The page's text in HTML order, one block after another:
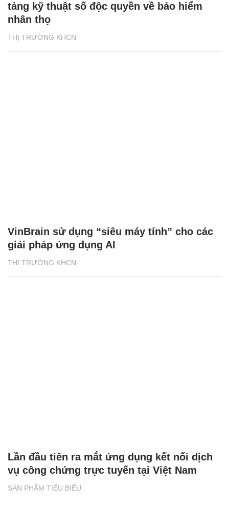
THỊ TRƯỜNG KHCN
tảng kỹ thuật số độc quyền về bảo hiểm
nhân thọ
THỊ TRƯỜNG KHCN
VinBrain sử dụng “siêu máy tính” cho các
giải pháp ứng dụng AI
SẢN PHẨM TIÊU BIỂU
Lần đầu tiên ra mắt ứng dụng kết nối dịch
vụ công chứng trực tuyến tại Việt Nam